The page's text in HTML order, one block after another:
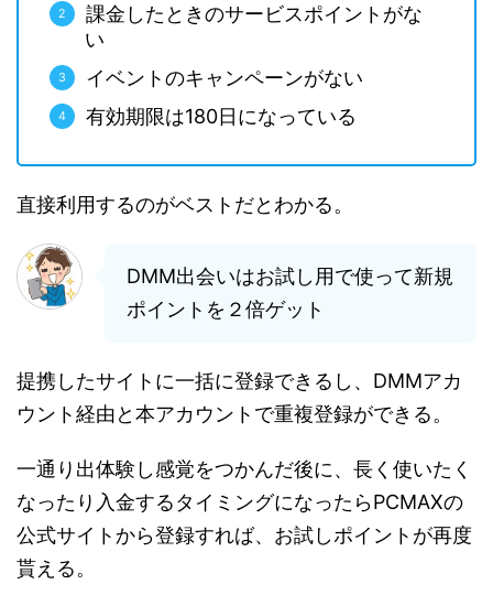
課金したときのサービスポイントがな
い
イベントのキャンペーンがない
有効期限は180日になっている
直接利用するのがベストだとわかる。
DMM出会いはお試し用で使って新規
ポイントを２倍ゲット
提携したサイトに一括に登録できるし、DMMアカ
ウント経由と本アカウントで重複登録ができる。
一通り出体験し感覚をつかんだ後に、長く使いたく
なったり入金するタイミングになったらPCMAXの
公式サイトから登録すれば、お試しポイントが再度
貰える。